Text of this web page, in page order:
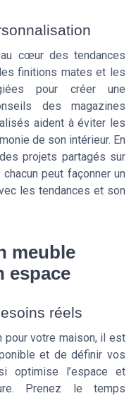
cœur des tendances
finitions mates et les
pour créer une
des magazines
aident à éviter les
de son intérieur. En
projets partagés sur
peut façonner un
les tendances et son
meuble
espace
réels
pour votre maison, il est
et de définir vos
optimise l’espace et
Prenez le temps